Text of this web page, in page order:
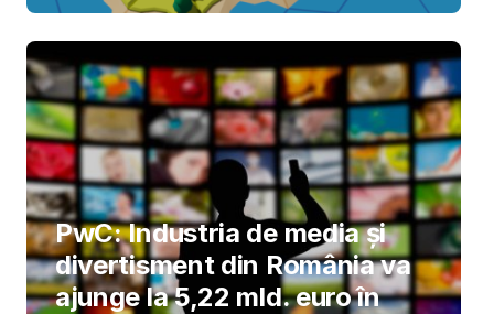
PwC: Industria de media și
divertisment din România va
ajunge la 5,22 mld. euro în